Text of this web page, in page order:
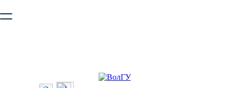
безопасную работу с сайтом. Пожалуйста